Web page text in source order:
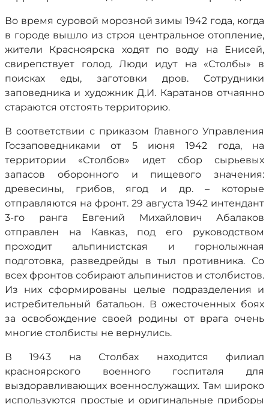
Во время суровой морозной зимы 1942 года, когда
в городе вышло из строя центральное отопление,
жители Красноярска ходят по воду на Енисей,
свирепствует голод. Люди идут на «Столбы» в
поисках еды, заготовки дров. Сотрудники
заповедника и художник Д.И. Каратанов отчаянно
стараются отстоять территорию.
В соответствии с приказом Главного Управления
Госзаповедниками от 5 июня 1942 года, на
территории «Столбов» идет сбор сырьевых
запасов оборонного и пищевого значения:
древесины, грибов, ягод и др. – которые
отправляются на фронт. 29 августа 1942 интендант
3-го ранга Евгений Михайлович Абалаков
отправлен на Кавказ, под его руководством
проходит альпинистская и горнолыжная
подготовка, разведрейды в тыл противника. Со
всех фронтов собирают альпинистов и столбистов.
Из них сформированы целые подразделения и
истребительный батальон. В ожесточенных боях
за освобождение своей родины от врага очень
многие столбисты не вернулись.
В 1943 на Столбах находится филиал
красноярского военного госпиталя для
выздоравливающих военнослужащих. Там широко
используются простые и оригинальные приборы